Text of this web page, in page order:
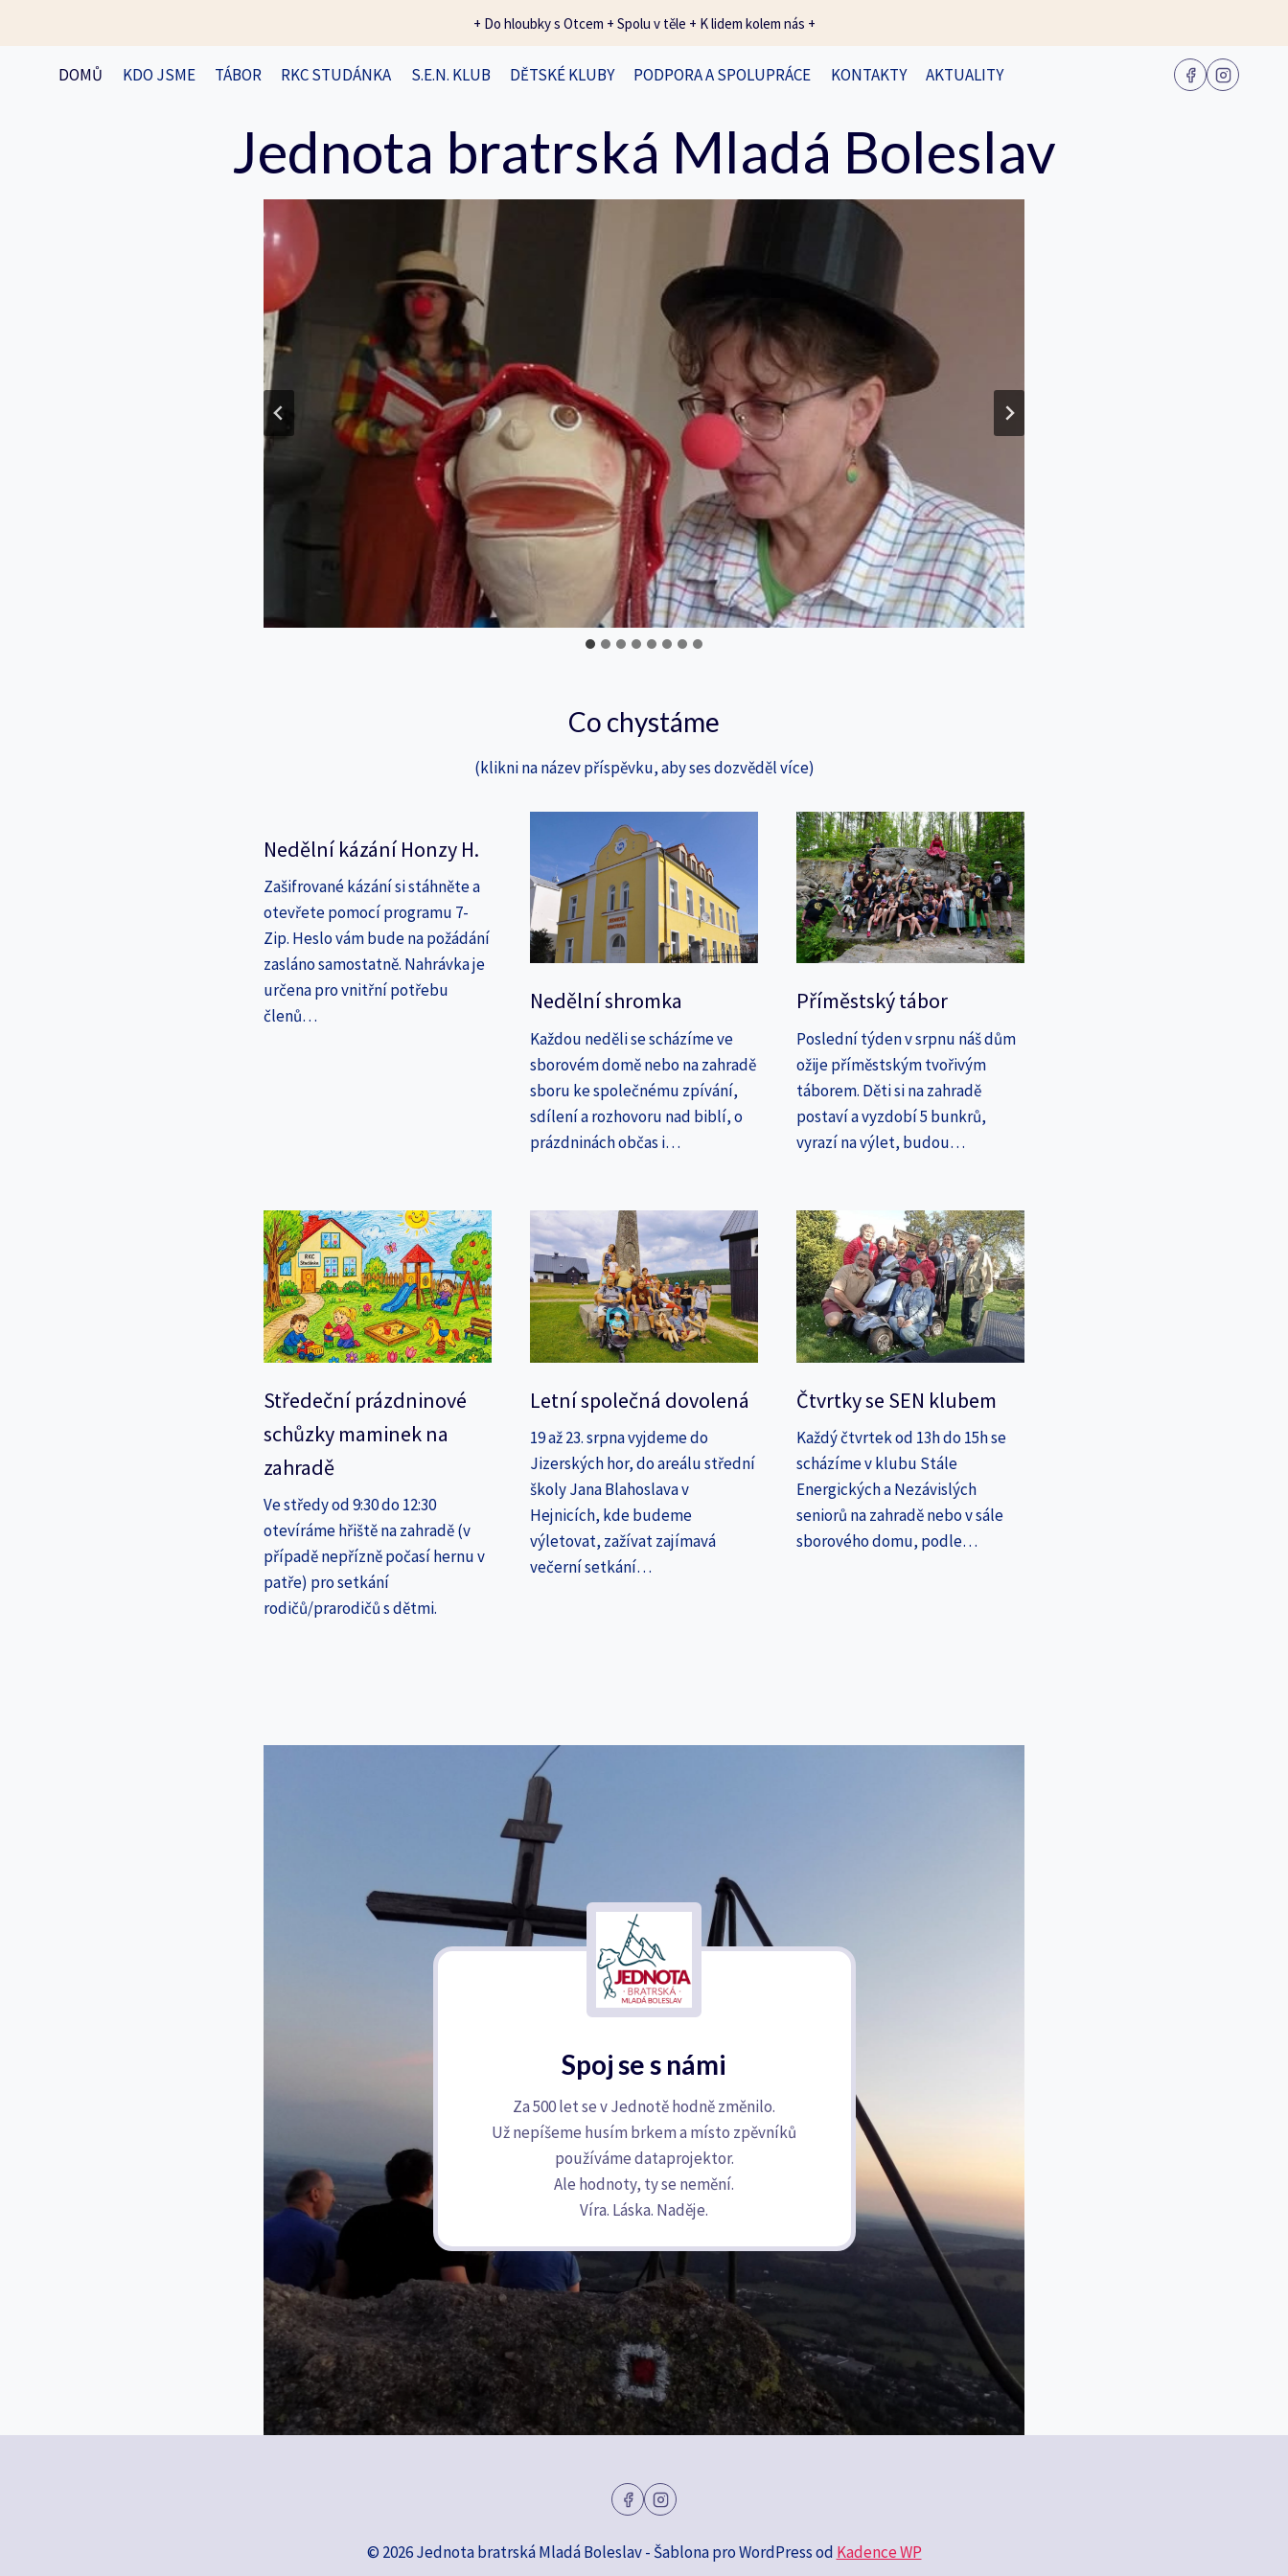
+ Do hloubky s Otcem + Spolu v těle + K lidem kolem nás +
DOMŮ KDO JSME TÁBOR RKC STUDÁNKA S.E.N. KLUB DĚTSKÉ KLUBY PODPORA A SPOLUPRÁCE KONTAKTY AKTUALITY
Jednota bratrská Mladá Boleslav
Co chystáme
(klikni na název příspěvku, aby ses dozvěděl více)
Nedělní kázání Honzy H.
Zašifrované kázání si stáhněte a
otevřete pomocí programu 7-
Zip. Heslo vám bude na požádání
zasláno samostatně. Nahrávka je
určena pro vnitřní potřebu
členů…
Nedělní shromka
Každou neděli se scházíme ve
sborovém domě nebo na zahradě
sboru ke společnému zpívání,
sdílení a rozhovoru nad biblí, o
prázdninách občas i…
Příměstský tábor
Poslední týden v srpnu náš dům
ožije příměstským tvořivým
táborem. Děti si na zahradě
postaví a vyzdobí 5 bunkrů,
vyrazí na výlet, budou…
Středeční prázdninové
schůzky maminek na
zahradě
Ve středy od 9:30 do 12:30
otevíráme hřiště na zahradě (v
případě nepřízně počasí hernu v
patře) pro setkání
rodičů/prarodičů s dětmi.
Letní společná dovolená
19 až 23. srpna vyjdeme do
Jizerských hor, do areálu střední
školy Jana Blahoslava v
Hejnicích, kde budeme
výletovat, zažívat zajímavá
večerní setkání…
Čtvrtky se SEN klubem
Každý čtvrtek od 13h do 15h se
scházíme v klubu Stále
Energických a Nezávislých
seniorů na zahradě nebo v sále
sborového domu, podle…
Spoj se s námi
Za 500 let se v Jednotě hodně změnilo.
Už nepíšeme husím brkem a místo zpěvníků
používáme dataprojektor.
Ale hodnoty, ty se nemění.
Víra. Láska. Naděje.
© 2026 Jednota bratrská Mladá Boleslav - Šablona pro WordPress od Kadence WP